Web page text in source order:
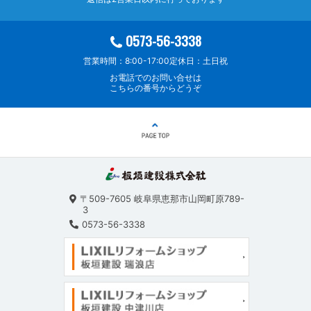
0573-56-3338
営業時間：8:00-17:00定休日：土日祝
お電話でのお問い合せは
こちらの番号からどうぞ
〒509-7605 岐阜県恵那市山岡町原789-
3
0573-56-3338